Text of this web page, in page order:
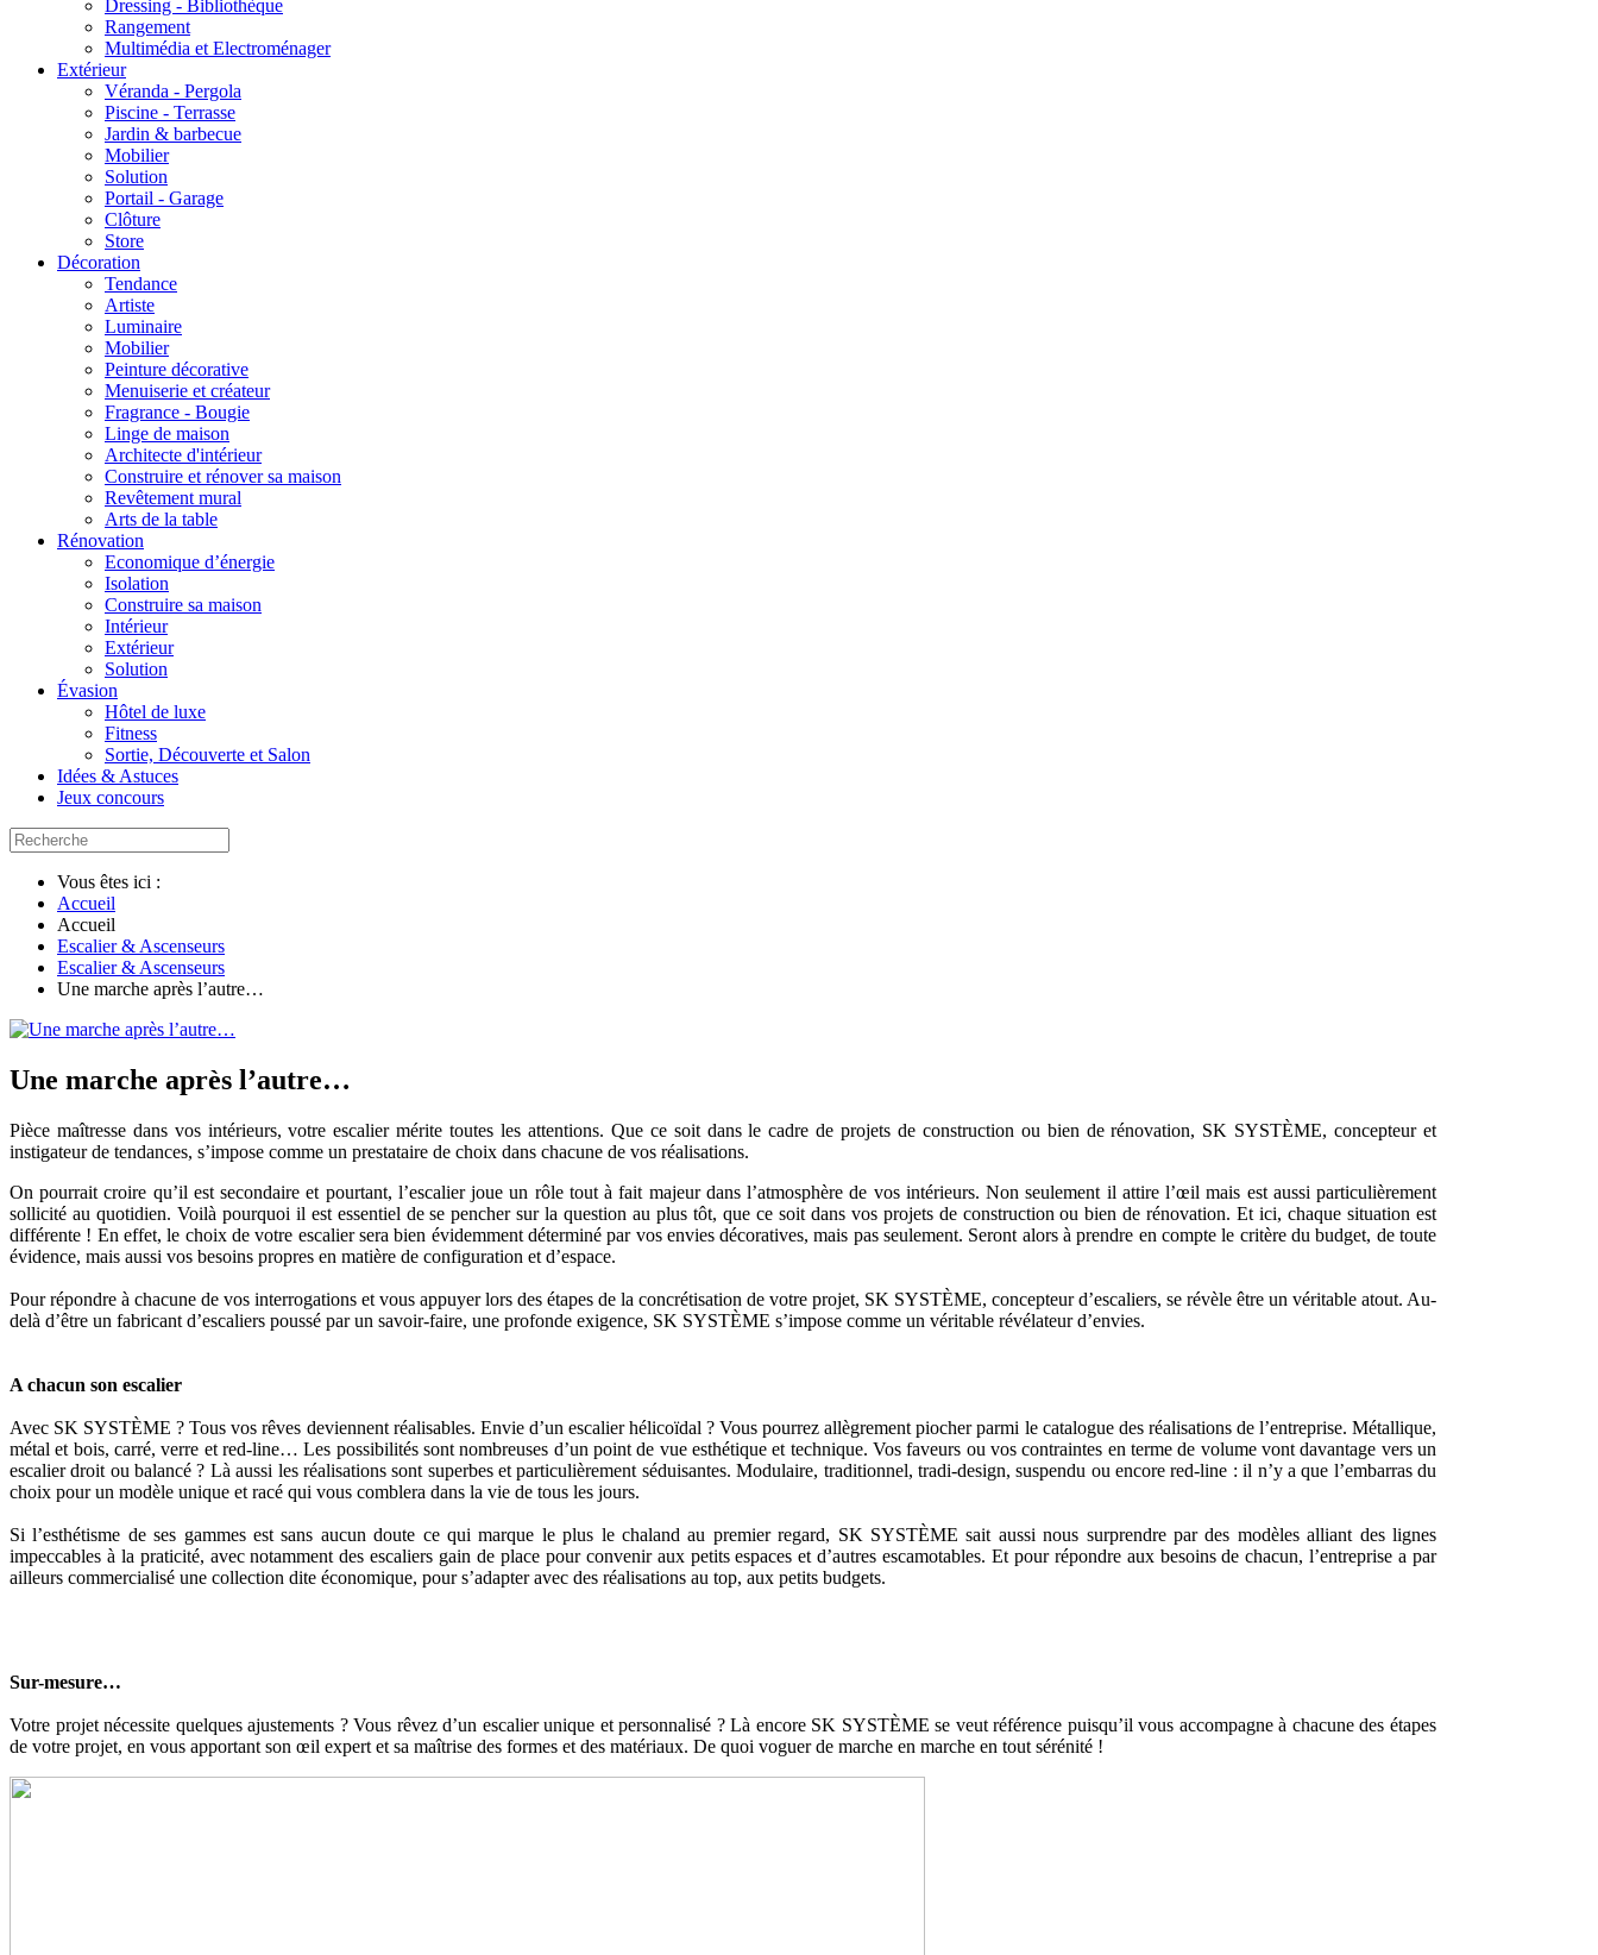
Dressing - Bibliothèque
Rangement
Multimédia et Electroménager
Extérieur
Véranda - Pergola
Piscine - Terrasse
Jardin & barbecue
Mobilier
Solution
Portail - Garage
Clôture
Store
Décoration
Tendance
Artiste
Luminaire
Mobilier
Peinture décorative
Menuiserie et créateur
Fragrance - Bougie
Linge de maison
Architecte d'intérieur
Construire et rénover sa maison
Revêtement mural
Arts de la table
Rénovation
Economique d’énergie
Isolation
Construire sa maison
Intérieur
Extérieur
Solution
Évasion
Hôtel de luxe
Fitness
Sortie, Découverte et Salon
Idées & Astuces
Jeux concours
Vous êtes ici :
Accueil
Accueil
Escalier & Ascenseurs
Escalier & Ascenseurs
Une marche après l’autre…
Une marche après l’autre…
Pièce maîtresse dans vos intérieurs, votre escalier mérite toutes les attentions. Que ce soit dans le cadre de projets de construction ou bien de rénovation, SK SYSTÈME, concepteur et
instigateur de tendances, s’impose comme un prestataire de choix dans chacune de vos réalisations.
On pourrait croire qu’il est secondaire et pourtant, l’escalier joue un rôle tout à fait majeur dans l’atmosphère de vos intérieurs. Non seulement il attire l’œil mais est aussi particulièrement
sollicité au quotidien. Voilà pourquoi il est essentiel de se pencher sur la question au plus tôt, que ce soit dans vos projets de construction ou bien de rénovation. Et ici, chaque situation est
différente ! En effet, le choix de votre escalier sera bien évidemment déterminé par vos envies décoratives, mais pas seulement. Seront alors à prendre en compte le critère du budget, de toute
évidence, mais aussi vos besoins propres en matière de configuration et d’espace.
Pour répondre à chacune de vos interrogations et vous appuyer lors des étapes de la concrétisation de votre projet, SK SYSTÈME, concepteur d’escaliers, se révèle être un véritable atout. Au-
delà d’être un fabricant d’escaliers poussé par un savoir-faire, une profonde exigence, SK SYSTÈME s’impose comme un véritable révélateur d’envies.
A chacun son escalier
Avec SK SYSTÈME ? Tous vos rêves deviennent réalisables. Envie d’un escalier hélicoïdal ? Vous pourrez allègrement piocher parmi le catalogue des réalisations de l’entreprise. Métallique,
métal et bois, carré, verre et red-line… Les possibilités sont nombreuses d’un point de vue esthétique et technique. Vos faveurs ou vos contraintes en terme de volume vont davantage vers un
escalier droit ou balancé ? Là aussi les réalisations sont superbes et particulièrement séduisantes. Modulaire, traditionnel, tradi-design, suspendu ou encore red-line : il n’y a que l’embarras du
choix pour un modèle unique et racé qui vous comblera dans la vie de tous les jours.
Si l’esthétisme de ses gammes est sans aucun doute ce qui marque le plus le chaland au premier regard, SK SYSTÈME sait aussi nous surprendre par des modèles alliant des lignes
impeccables à la praticité, avec notamment des escaliers gain de place pour convenir aux petits espaces et d’autres escamotables. Et pour répondre aux besoins de chacun, l’entreprise a par
ailleurs commercialisé une collection dite économique, pour s’adapter avec des réalisations au top, aux petits budgets.
Sur-mesure…
Votre projet nécessite quelques ajustements ? Vous rêvez d’un escalier unique et personnalisé ? Là encore SK SYSTÈME se veut référence puisqu’il vous accompagne à chacune des étapes
de votre projet, en vous apportant son œil expert et sa maîtrise des formes et des matériaux. De quoi voguer de marche en marche en tout sérénité !